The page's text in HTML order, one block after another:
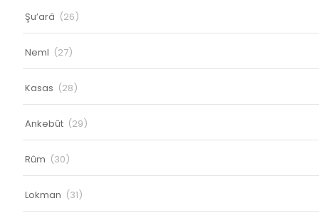
Şu’arâ (26)
Neml (27)
Kasas (28)
Ankebût (29)
Rûm (30)
Lokman (31)